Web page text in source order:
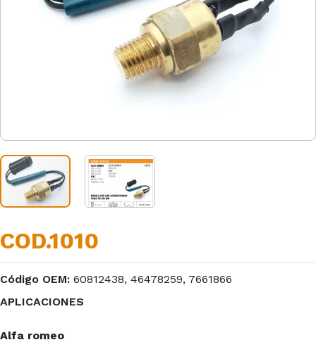
COD.1010
Código OEM: 60812438, 46478259, 7661866
APLICACIONES
Alfa romeo